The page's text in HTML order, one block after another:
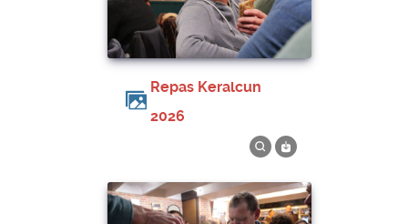
Repas Keralcun
2026